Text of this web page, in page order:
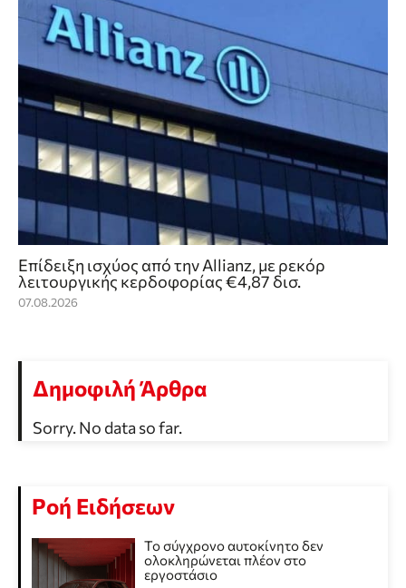
Επίδειξη ισχύος από την Allianz, με ρεκόρ
λειτουργικής κερδοφορίας €4,87 δισ.
07.08.2026
Δημοφιλή Άρθρα
Sorry. No data so far.
Ροή Ειδήσεων
Το σύγχρονο αυτοκίνητο δεν
ολοκληρώνεται πλέον στο
εργοστάσιο